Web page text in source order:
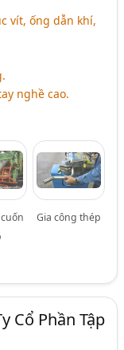
vít, ống dẫn khí,
nghề cao.
Gia công thép
Cổ Phần Tập